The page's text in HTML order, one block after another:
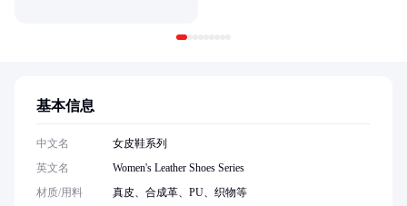
基本信息
中文名
女皮鞋系列
英文名
Women's Leather Shoes Series
材质/用料
真皮、合成革、PU、织物等